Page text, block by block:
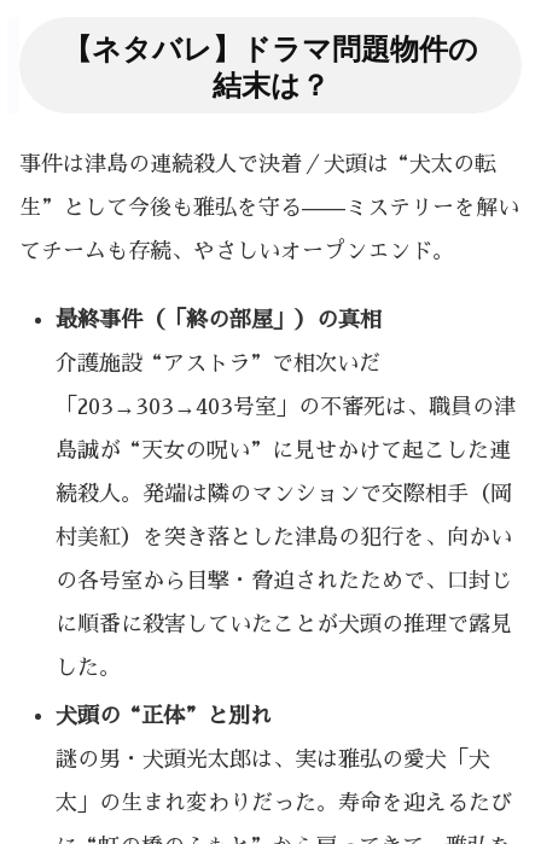
【ネタバレ】ドラマ問題物件の
結末は？
事件は津島の連続殺人で決着／犬頭は“犬太の転
生”として今後も雅弘を守る——ミステリーを解い
てチームも存続、やさしいオープンエンド。
最終事件（「終の部屋」）の真相
介護施設“アストラ”で相次いだ
「203→303→403号室」の不審死は、職員の津
島誠が“天女の呪い”に見せかけて起こした連
続殺人。発端は隣のマンションで交際相手（岡
村美紅）を突き落とした津島の犯行を、向かい
の各号室から目撃・脅迫されたためで、口封じ
に順番に殺害していたことが犬頭の推理で露見
した。
犬頭の“正体”と別れ
謎の男・犬頭光太郎は、実は雅弘の愛犬「犬
太」の生まれ変わりだった。寿命を迎えるたび